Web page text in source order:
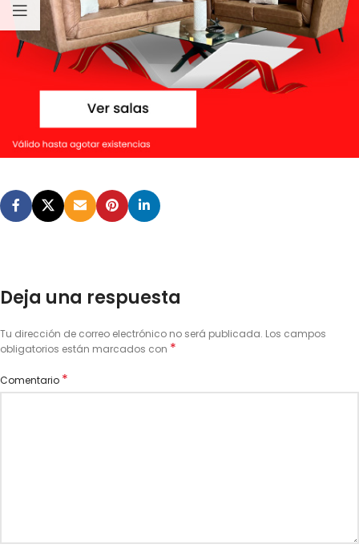
Deja una respuesta
Tu dirección de correo electrónico no será publicada. Los campos
obligatorios están marcados con *
Comentario *